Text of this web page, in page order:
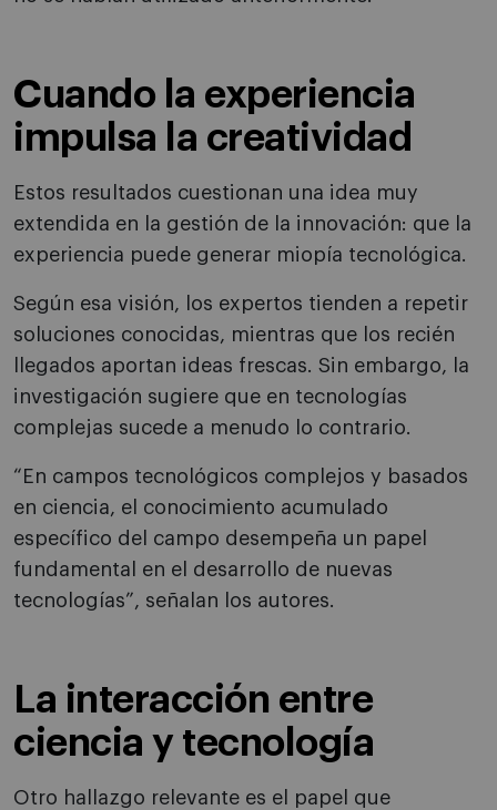
Cuando la experiencia
impulsa la creatividad
Estos resultados cuestionan una idea muy
extendida en la gestión de la innovación: que la
experiencia puede generar miopía tecnológica.
Según esa visión, los expertos tienden a repetir
soluciones conocidas, mientras que los recién
llegados aportan ideas frescas. Sin embargo, la
investigación sugiere que en tecnologías
complejas sucede a menudo lo contrario.
“En campos tecnológicos complejos y basados
en ciencia, el conocimiento acumulado
específico del campo desempeña un papel
fundamental en el desarrollo de nuevas
tecnologías”, señalan los autores.
La interacción entre
ciencia y tecnología
Otro hallazgo relevante es el papel que